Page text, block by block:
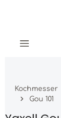
Zum
Kochmesser
Gou 101